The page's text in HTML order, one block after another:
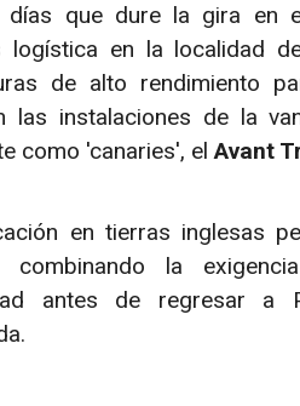
días que dure la gira en
logística en la localidad
de alto rendimiento
las instalaciones de la
como 'canaries', elAvant
en tierras inglesas
combinando la
antes de regresar